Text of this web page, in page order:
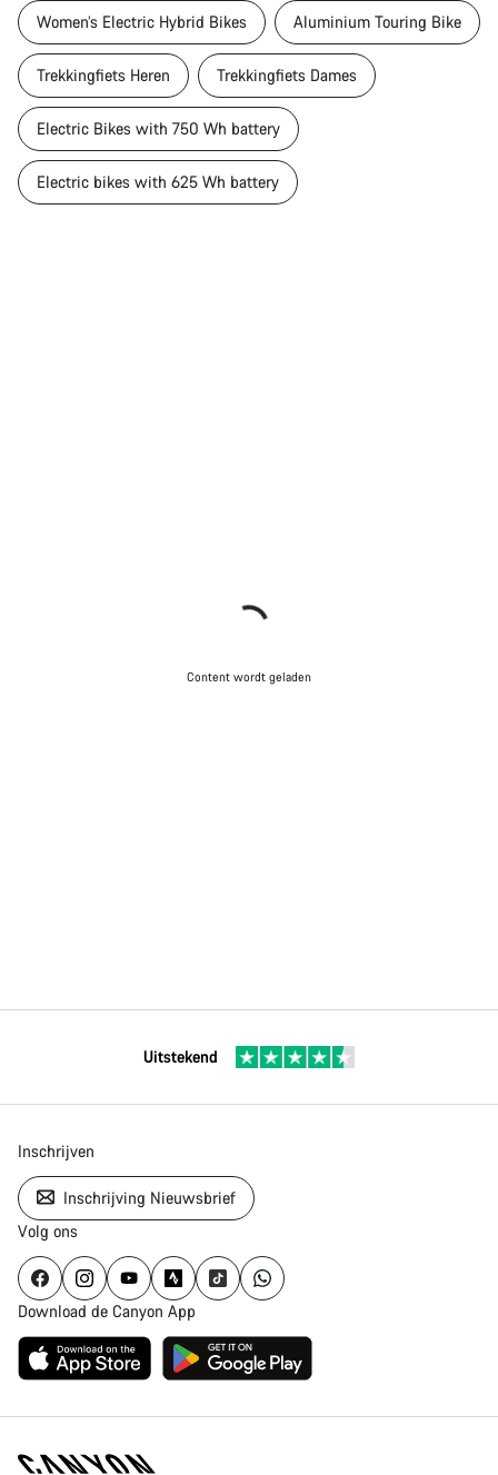
Women’s Electric Hybrid Bikes Aluminium Touring Bike
Trekkingfiets Heren Trekkingfiets Dames
Electric Bikes with 750 Wh battery
Electric bikes with 625 Wh battery
Content wordt geladen
Uitstekend
Inschrijven
Inschrijving Nieuwsbrief
Volg ons
Download de Canyon App